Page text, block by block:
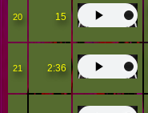
20 15
21 2:36